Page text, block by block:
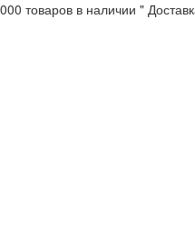
товаров в наличии "